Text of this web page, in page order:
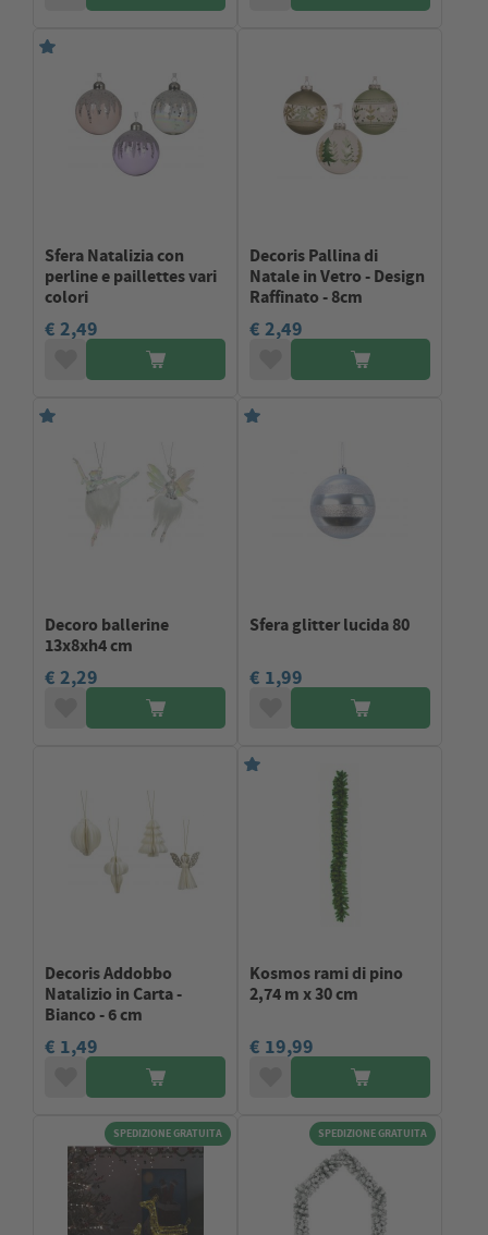
Sfera Natalizia con
perline e paillettes vari
colori
€ 2,49
Decoris Pallina di
Natale in Vetro - Design
Raffinato - 8cm
€ 2,49
Decoro ballerine
13x8xh4 cm
€ 2,29
Sfera glitter lucida 80
€ 1,99
Decoris Addobbo
Natalizio in Carta -
Bianco - 6 cm
€ 1,49
Kosmos rami di pino
2,74 m x 30 cm
€ 19,99
SPEDIZIONE GRATUITA SPEDIZIONE GRATUITA